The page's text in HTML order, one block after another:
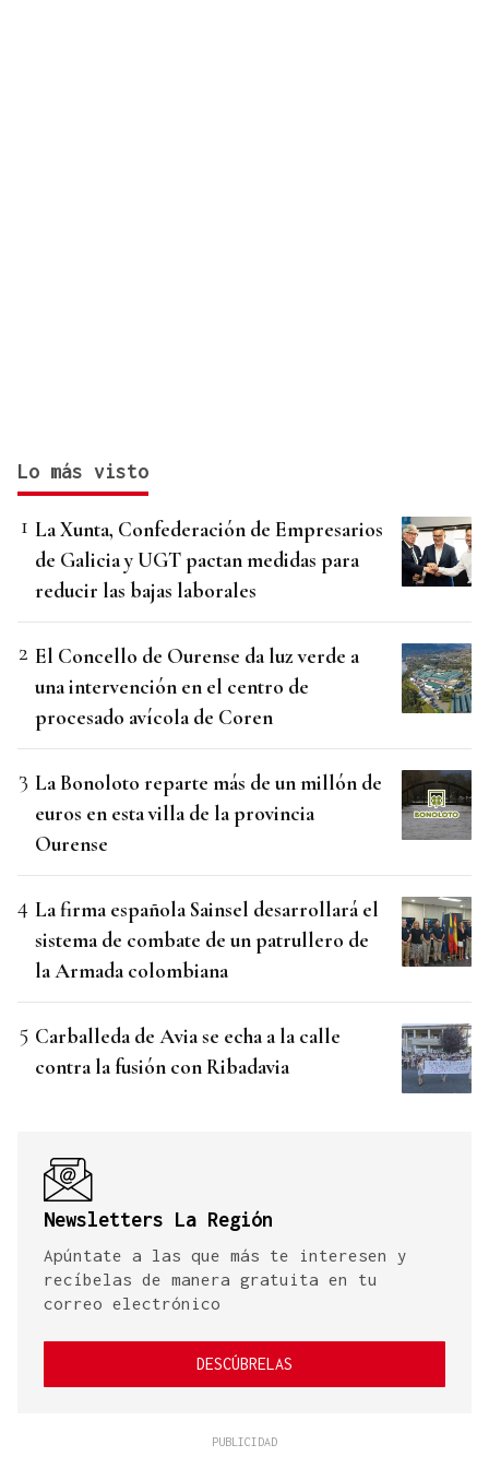
Lo más visto
La Xunta, Confederación de Empresarios
de Galicia y UGT pactan medidas para
reducir las bajas laborales
El Concello de Ourense da luz verde a
una intervención en el centro de
procesado avícola de Coren
La Bonoloto reparte más de un millón de
euros en esta villa de la provincia
Ourense
La firma española Sainsel desarrollará el
sistema de combate de un patrullero de
la Armada colombiana
Carballeda de Avia se echa a la calle
contra la fusión con Ribadavia
Newsletters La Región
Apúntate a las que más te interesen y
recíbelas de manera gratuita en tu
correo electrónico
DESCÚBRELAS